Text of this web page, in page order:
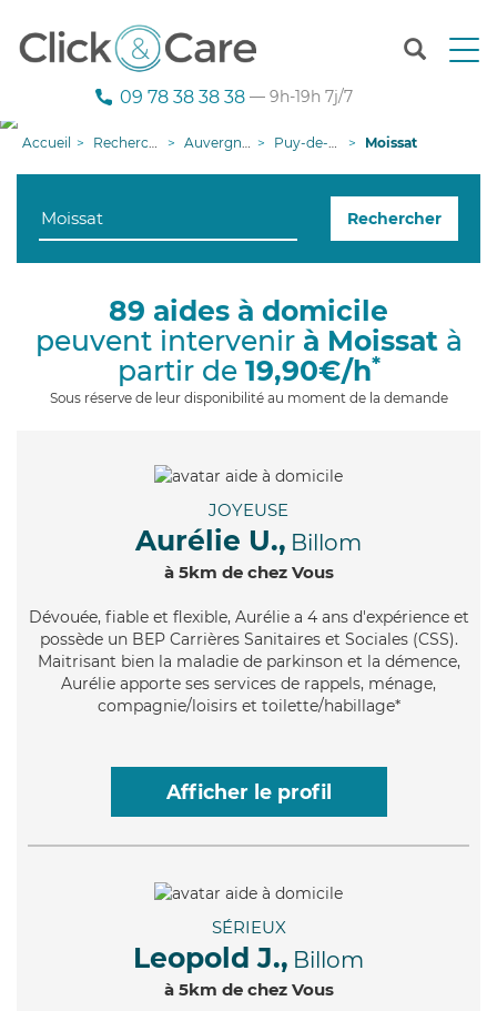
T
n
g
09 78 38 38 38 — 9h-19h 7j/7
Accueil Recherche aide à domicile Auvergne-Rhône-Alpes Puy-de-Dôme Moissat
Rechercher
89 aides à domicile
peuvent intervenir à Moissatà
partir de 19,90€/h*
Sous réserve de leur disponibilité au moment de la demande
JOYEUSE
Aurélie U., Billom
à 5km de chez Vous
Dévouée, fiable et flexible, Aurélie a 4 ans d'expérience et
possède un BEP Carrières Sanitaires et Sociales (CSS).
Maitrisant bien la maladie de parkinson et la démence,
Aurélie apporte ses services de rappels, ménage,
compagnie/loisirs et toilette/habillage*
Afficher le profil
SÉRIEUX
Leopold J., Billom
à 5km de chez Vous